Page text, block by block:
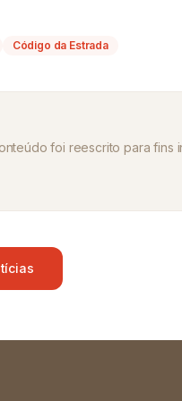
Código da Estrada
foi reescrito para fins